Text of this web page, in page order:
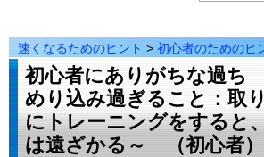
速くなるためのヒント > 初心者のためのヒ
初心者にありがちな過ち
めり込み過ぎること：取
にトレーニングをすると
は遠ざかる～ （初心者）